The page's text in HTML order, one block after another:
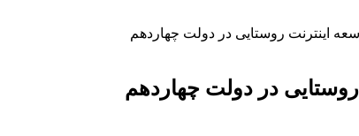
اینترنت روستایی در دولت چهاردهم
روستایی در دولت چهاردهم